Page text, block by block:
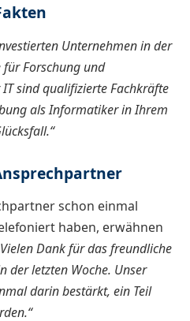
Unternehmen in der
Forschung und
sind qualifizierte Fachkräfte
als Informatiker in Ihrem
schon einmal
haben, erwähnen
Dank für das freundliche
der letzten Woche. Unser
darin bestärkt, ein Teil